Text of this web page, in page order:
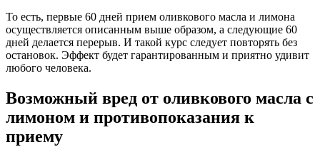
То есть, первые 60 дней прием оливкового масла и лимона
осуществляется описанным выше образом, а следующие 60
дней делается перерыв. И такой курс следует повторять без
остановок. Эффект будет гарантированным и приятно удивит
любого человека.
Возможный вред от оливкового масла с
лимоном и противопоказания к
приему